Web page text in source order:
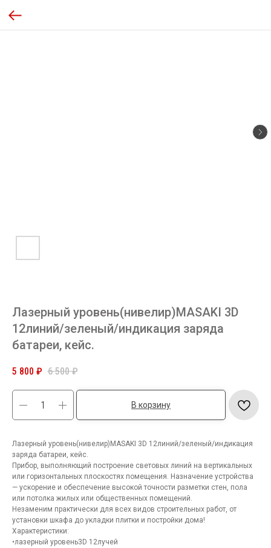
Лазерный уровень(нивелир)MASAKI 3D
12линий/зеленый/индикация заряда
батареи, кейс.
5 800 ₽ 6 500 ₽
В корзину
Лазерный уровень(нивелир)MASAKI 3D 12линий/зеленый/индикация
заряда батареи, кейс.
Прибор, выполняющий построение световых линий на вертикальных
или горизонтальных плоскостях помещения. Назначение устройства
— ускорение и обеспечение высокой точности разметки стен, пола
или потолка жилых или общественных помещений.
Незаменим практически для всех видов строительных работ, от
установки шкафа до укладки плитки и постройки дома!
Характеристики:
•лазерный уровень3D 12лучей